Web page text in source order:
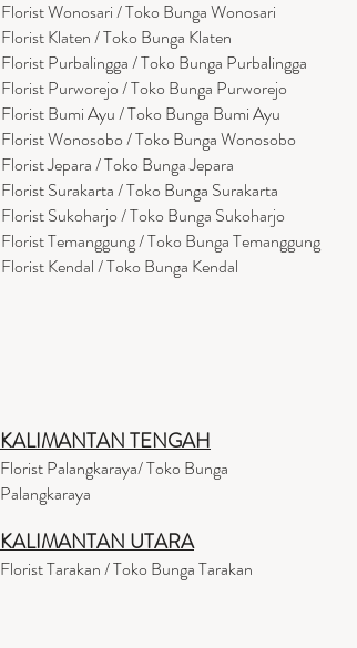
Florist Wonosari / Toko Bunga Wonosari
Florist Klaten / Toko Bunga Klaten
Florist Purbalingga / Toko Bunga Purbalingga
Florist Purworejo / Toko Bunga Purworejo
Florist Bumi Ayu / Toko Bunga Bumi Ayu
Florist Wonosobo / Toko Bunga Wonosobo
Florist Jepara / Toko Bunga Jepara
Florist Surakarta / Toko Bunga Surakarta
Florist Sukoharjo / Toko Bunga Sukoharjo
Florist Temanggung / Toko Bunga Temanggung
Florist Kendal / Toko Bunga Kendal
KALIMANTAN TENGAH
Florist Palangkaraya/ Toko Bunga
Palangkaraya
KALIMANTAN UTARA
Florist Tarakan / Toko Bunga Tarakan